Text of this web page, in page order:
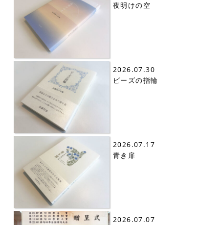
夜明けの空
2026.07.30
ビーズの指輪
2026.07.17
青き扉
2026.07.07